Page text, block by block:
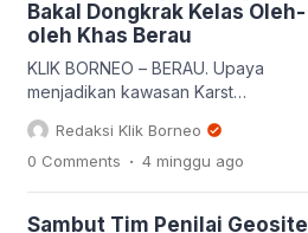
negara kepulauan Samudra Hindia
yang menjadi pelopor Blue Economy
(Ekonomi Biru) global—Kabupaten
Berau makin mantap menata Pulau
Maratua sebagai destinasi wisata
bahari unggulan masa depan. Kerja
sama […]
Bakal Dongkrak Kelas Oleh-
oleh Khas Berau
KLIK BORNEO – BERAU. Upaya
menjadikan kawasan Karst
Sangkulirang-Mangkalihat menjadi
geopark nasional dinilai turut
mengubah peta industri kreatif di
Redaksi Klik Borneo
0 Comments . 4 minggu ago
Sambut Tim Penilai Geosite